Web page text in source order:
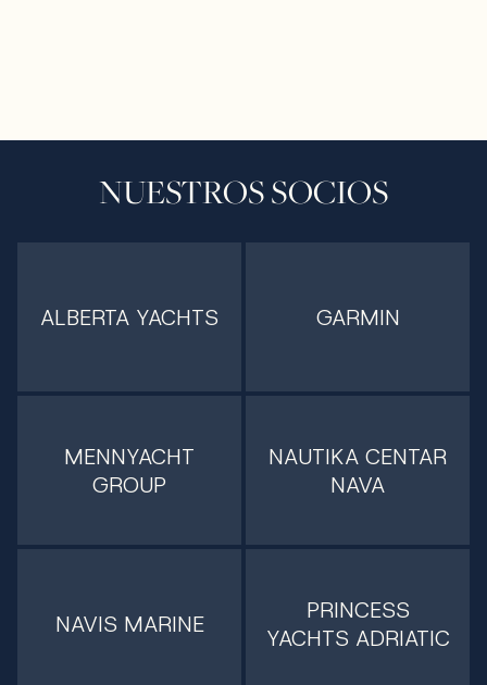
NUESTROS SOCIOS
ALBERTA YACHTS GARMIN
MENNYACHT
GROUP
NAUTIKA CENTAR
NAVA
NAVIS MARINE
PRINCESS
YACHTS ADRIATIC